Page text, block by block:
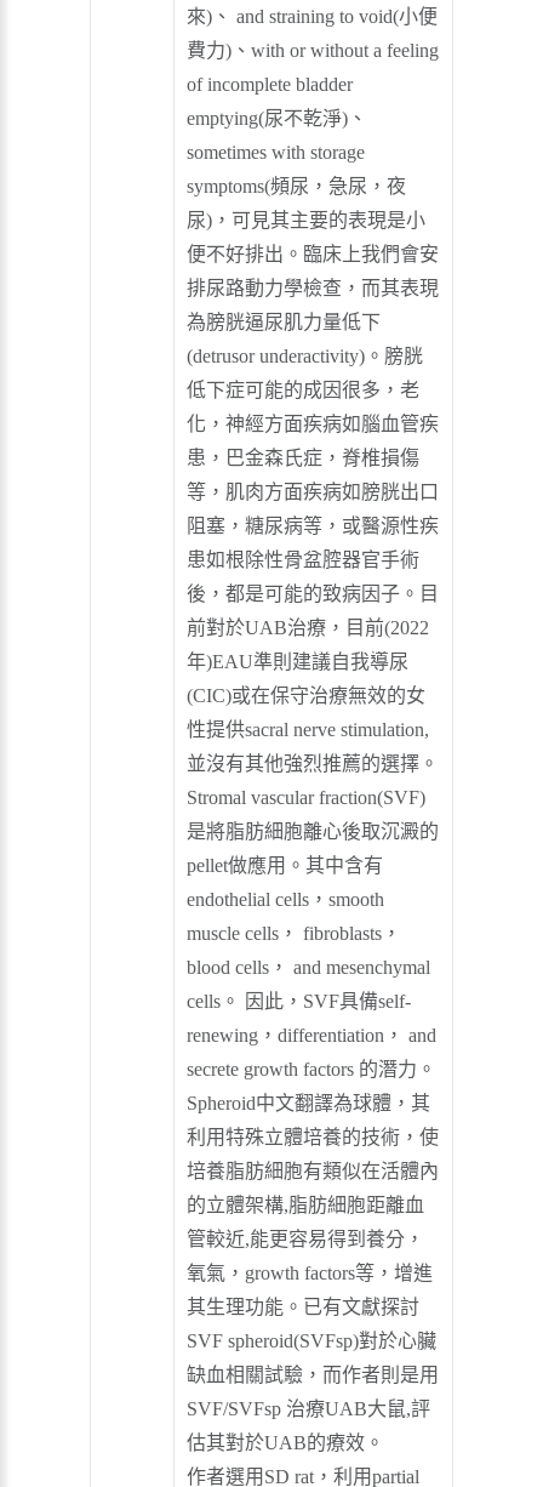
來)、 and straining to void(小便
費力)、with or without a feeling
of incomplete bladder
emptying(尿不乾淨)、
sometimes with storage
symptoms(頻尿，急尿，夜
尿)，可見其主要的表現是小
便不好排出。臨床上我們會安
排尿路動力學檢查，而其表現
為膀胱逼尿肌力量低下
(detrusor underactivity)。膀胱
低下症可能的成因很多，老
化，神經方面疾病如腦血管疾
患，巴金森氏症，脊椎損傷
等，肌肉方面疾病如膀胱出口
阻塞，糖尿病等，或醫源性疾
患如根除性骨盆腔器官手術
後，都是可能的致病因子。目
前對於UAB治療，目前(2022
年)EAU準則建議自我導尿
(CIC)或在保守治療無效的女
性提供sacral nerve stimulation,
並沒有其他強烈推薦的選擇。
Stromal vascular fraction(SVF)
是將脂肪細胞離心後取沉澱的
pellet做應用。其中含有
endothelial cells，smooth
muscle cells， fibroblasts，
blood cells， and mesenchymal
cells。 因此，SVF具備self-
renewing，differentiation， and
secrete growth factors 的潛力。
Spheroid中文翻譯為球體，其
利用特殊立體培養的技術，使
培養脂肪細胞有類似在活體內
的立體架構,脂肪細胞距離血
管較近,能更容易得到養分，
氧氣，growth factors等，增進
其生理功能。已有文獻探討
SVF spheroid(SVFsp)對於心臟
缺血相關試驗，而作者則是用
SVF/SVFsp 治療UAB大鼠,評
估其對於UAB的療效。
作者選用SD rat，利用partial